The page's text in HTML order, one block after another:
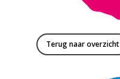
Terug naar overzicht